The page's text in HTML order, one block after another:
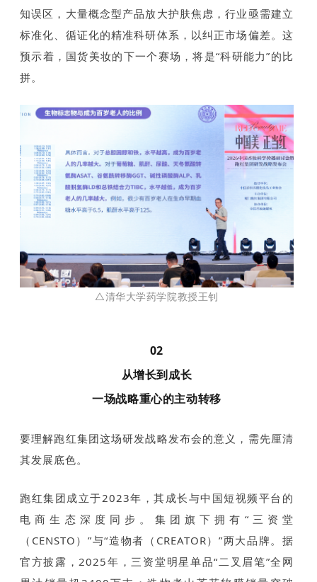
知误区，大量概念型产品放大护肤焦虑，行业亟需建立
标准化、循证化的精准科研体系，以纠正市场偏差。这
预示着，国货美妆的下一个赛场，将是“科研能力”的比
拼。
△清华大学药学院教授王钊
02
从增长到成长
一场战略重心的主动转移
要理解跑红集团这场研发战略发布会的意义，需先厘清
其发展底色。
跑红集团成立于2023年，其成长与中国短视频平台的
电商生态深度同步。集团旗下拥有“三资堂
（CENSTO）”与“造物者（CREATOR）”两大品牌。据
官方披露，2025年，三资堂明星单品“二叉眉笔”全网